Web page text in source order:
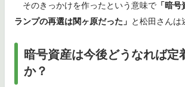
そのきっかけを作ったという意味で 「暗
ランプの再選は関ヶ原だった」 と松田さんは
暗号資産は今後どうなれば定
か？